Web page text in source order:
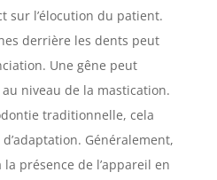
sur l’élocution du patient.
derrière les dents peut
Une gêne peut
niveau de la mastication.
traditionnelle, cela
Généralement,
la présence de l’appareil en